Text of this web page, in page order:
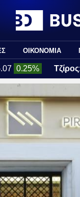
ΟΙΚΟΝΟΜΙΑ
0.25%